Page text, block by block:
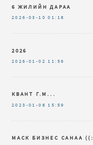
6 ЖИЛИЙН ДАРАА
2026-03-10 01:18
2026
2026-01-02 11:56
КВАНТ Г.М...
2023-01-08 15:59
МАСК БИЗНЕС САНАА ((: